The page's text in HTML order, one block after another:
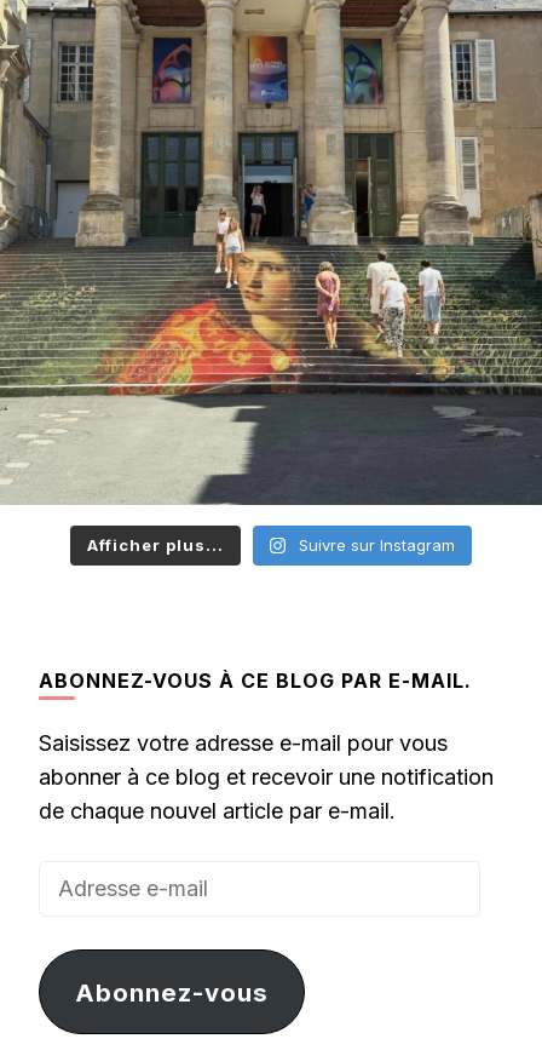
Afficher plus... Suivre sur Instagram
ABONNEZ-VOUS À CE BLOG PAR E-MAIL.
Saisissez votre adresse e-mail pour vous
abonner à ce blog et recevoir une notification
de chaque nouvel article par e-mail.
Adresse
mail
Abonnez-vous